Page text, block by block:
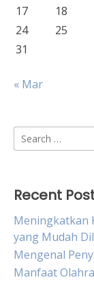
17
18
24
25
31
« Mar
Search
for:
Recent
Meningkatkan
yang Mudah
Mengenal
Manfaat